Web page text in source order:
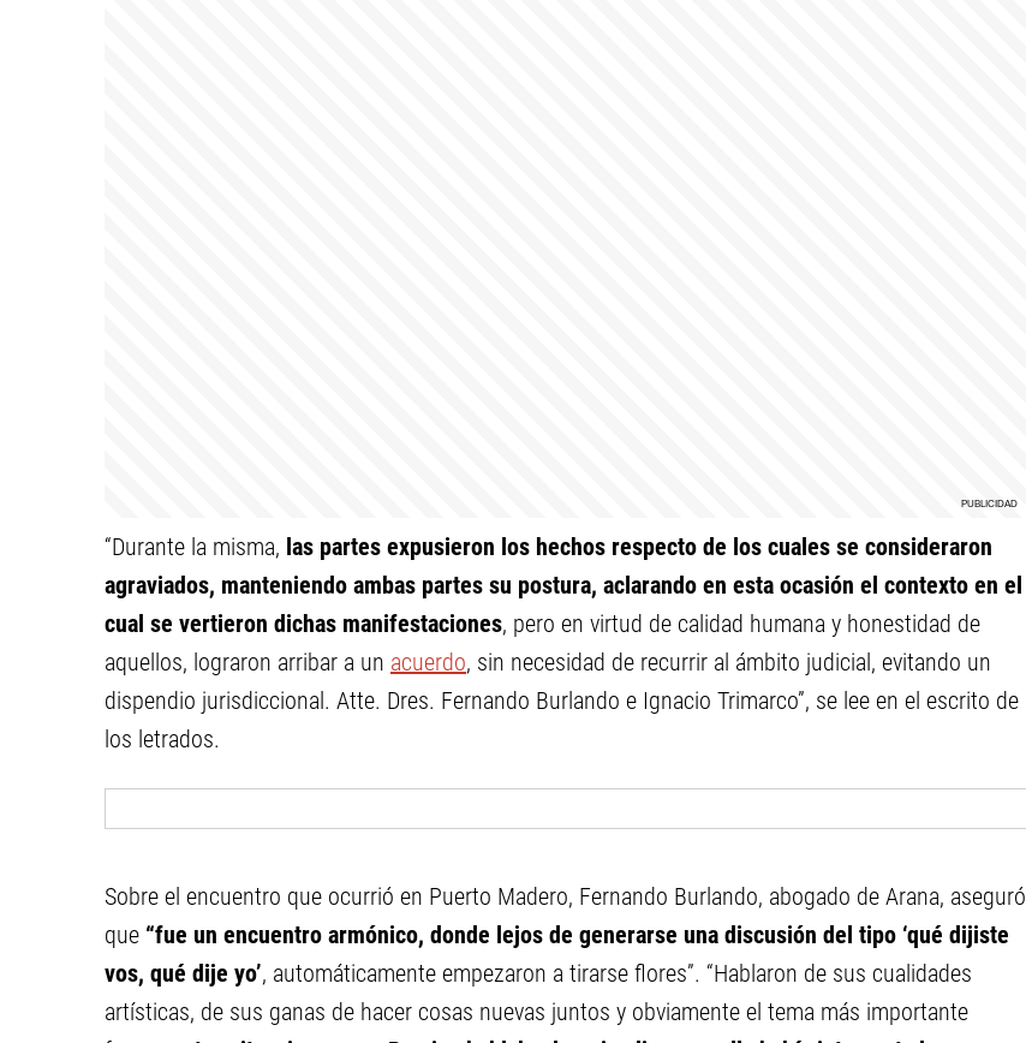
“Durante la misma, las partes expusieron los hechos respecto de los cuales se consideraron
agraviados, manteniendo ambas partes su postura, aclarando en esta ocasión el contexto en el
cual se vertieron dichas manifestaciones, pero en virtud de calidad humana y honestidad de
aquellos, lograron arribar a un acuerdo, sin necesidad de recurrir al ámbito judicial, evitando un
dispendio jurisdiccional. Atte. Dres. Fernando Burlando e Ignacio Trimarco”, se lee en el escrito de
los letrados.
Sobre el encuentro que ocurrió en Puerto Madero, Fernando Burlando, abogado de Arana, aseguró
que “fue un encuentro armónico, donde lejos de generarse una discusión del tipo ‘qué dijiste
vos, qué dije yo’, automáticamente empezaron a tirarse flores”. “Hablaron de sus cualidades
artísticas, de sus ganas de hacer cosas nuevas juntos y obviamente el tema más importante